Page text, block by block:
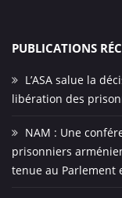
PUBLICATIONS
L’ASA salue la
libération des
NAM : Une
prisonniers
tenue au Parlement